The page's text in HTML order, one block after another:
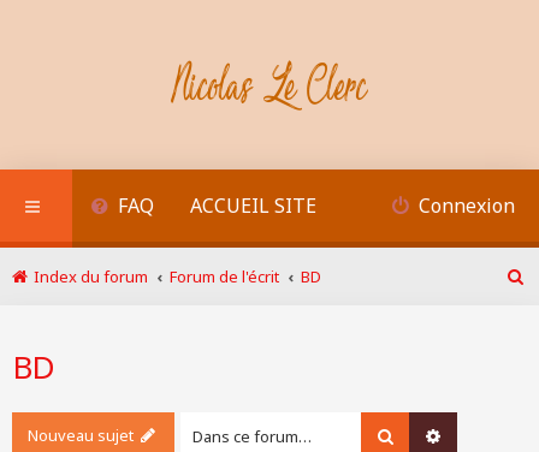
FAQ ACCUEIL SITE Connexion
Index du forum Forum de l'écrit
BD
BD
Nouveau sujet Rechercher